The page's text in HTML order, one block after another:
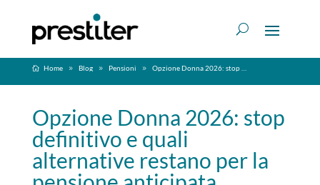
Home Blog Pensioni Opzione Donna 2026: stop definitivo e quali alternative restano per la pensione anticipata
Opzione Donna 2026: stop
definitivo e quali
alternative restano per la